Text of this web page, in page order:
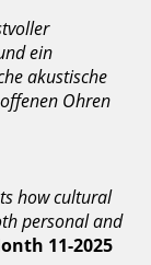
ein
akustische
Ohren
how cultural
personal and
11-2025